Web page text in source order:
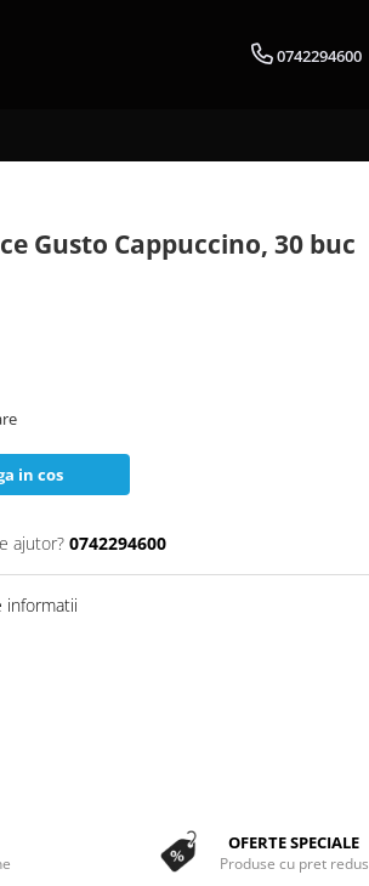
0742294600
Gusto Cappuccino, 30 buc
in cos
ajutor? 0742294600
informatii
OFERTE SPECIALE
Produse cu pret redus